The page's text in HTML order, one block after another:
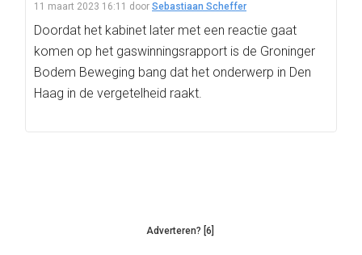
11 maart 2023 16:11 door Sebastiaan Scheffer
Doordat het kabinet later met een reactie gaat
komen op het gaswinningsrapport is de Groninger
Bodem Beweging bang dat het onderwerp in Den
Haag in de vergetelheid raakt.
Adverteren? [6]